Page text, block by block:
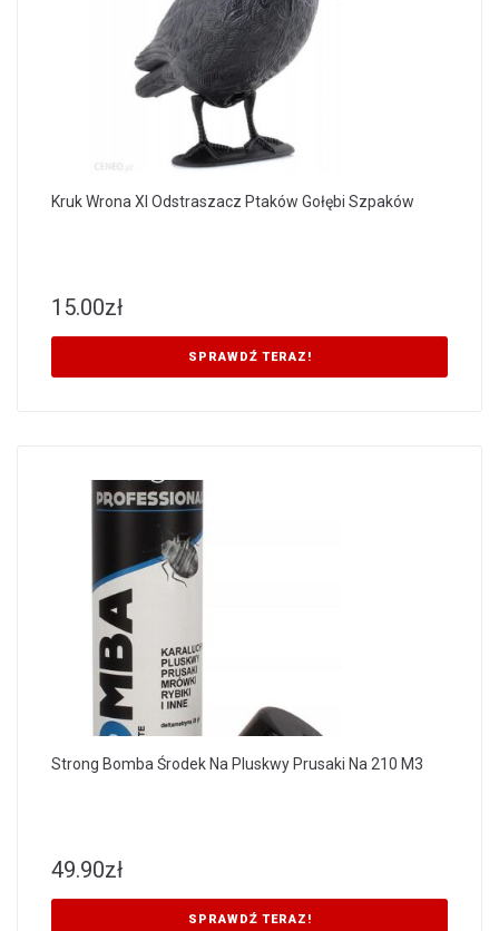
Kruk Wrona Xl Odstraszacz Ptaków Gołębi Szpaków
15.00zł
SPRAWDŹ TERAZ!
Strong Bomba Środek Na Pluskwy Prusaki Na 210 M3
49.90zł
SPRAWDŹ TERAZ!